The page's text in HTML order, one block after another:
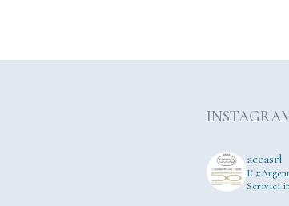
accasrl
L'
Scrivici